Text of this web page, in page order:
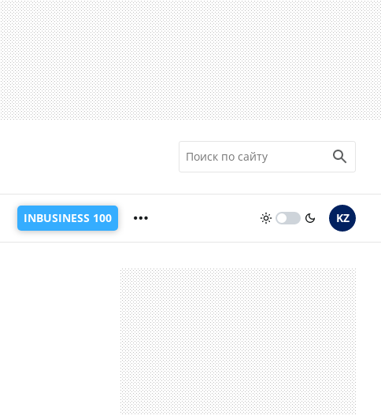
INBUSINESS 100 KZ